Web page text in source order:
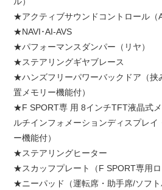
★アクティブサウンドコントロール（
★NAVI･AI-AVS
★パフォーマンスダンパー（リヤ）
★ステアリングギヤブレース
★ハンズフリーパワーバックドア（挟
置メモリー機能付）
★F SPORT専 用 8インチTFT液晶式
ルチインフォメーションディスプレ
ー機能付）
★ステアリングヒーター
★スカッフプレート（F SPORT専用ロ
★ニーパッド（運転席・助手席/ソフト